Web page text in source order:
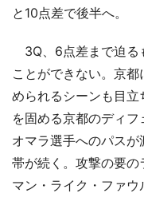
と10点差で後半へ。
3Q、6点差まで迫る
ことができない。京
められるシーンも目
を固める京都のディフ
オマラ選手へのパス
帯が続く。攻撃の要
マン・ライク・ファ